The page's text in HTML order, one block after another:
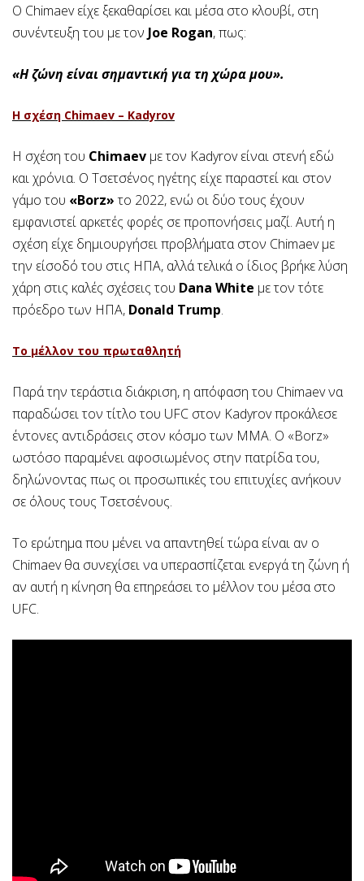
Ο Chimaev είχε ξεκαθαρίσει και μέσα στο κλουβί, στη
συνέντευξη του με τον Joe Rogan, πως:
«Η ζώνη είναι σημαντική για τη χώρα μου».
Η σχέση Chimaev – Kadyrov
Η σχέση του Chimaev με τον Kadyrov είναι στενή εδώ
και χρόνια. Ο Τσετσένος ηγέτης είχε παραστεί και στον
γάμο του «Borz»το 2022, ενώ οι δύο τους έχουν
εμφανιστεί αρκετές φορές σε προπονήσεις μαζί. Αυτή η
σχέση είχε δημιουργήσει προβλήματα στον Chimaev με
την είσοδό του στις ΗΠΑ, αλλά τελικά ο ίδιος βρήκε λύση
χάρη στις καλές σχέσεις του Dana White με τον τότε
πρόεδρο των ΗΠΑ, Donald Trump.
Το μέλλον του πρωταθλητή
Παρά την τεράστια διάκριση, η απόφαση του Chimaev να
παραδώσει τον τίτλο του UFC στον Kadyrov προκάλεσε
έντονες αντιδράσεις στον κόσμο των ΜΜΑ. Ο «Borz»
ωστόσο παραμένει αφοσιωμένος στην πατρίδα του,
δηλώνοντας πως οι προσωπικές του επιτυχίες ανήκουν
σε όλους τους Τσετσένους.
Το ερώτημα που μένει να απαντηθεί τώρα είναι αν ο
Chimaev θα συνεχίσει να υπερασπίζεται ενεργά τη ζώνη ή
αν αυτή η κίνηση θα επηρεάσει το μέλλον του μέσα στο
UFC.